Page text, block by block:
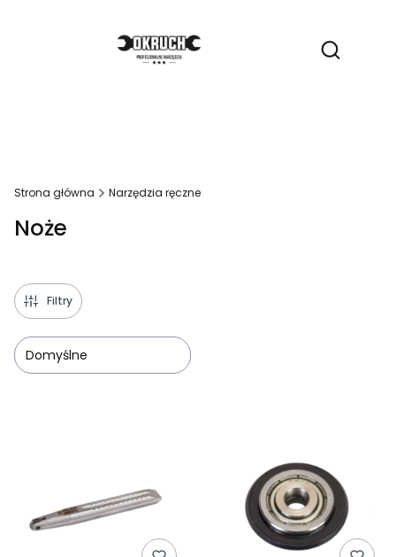
Otwórz
Strona główna Narzędzia ręczne
Noże
Filtry
Domyślne